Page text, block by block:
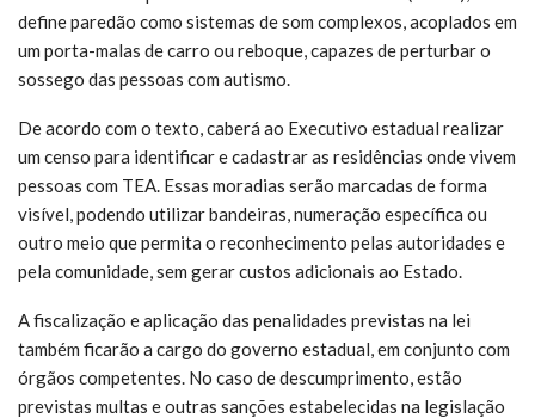
define paredão como sistemas de som complexos, acoplados em
um porta-malas de carro ou reboque, capazes de perturbar o
sossego das pessoas com autismo.
De acordo com o texto, caberá ao Executivo estadual realizar
um censo para identificar e cadastrar as residências onde vivem
pessoas com TEA. Essas moradias serão marcadas de forma
visível, podendo utilizar bandeiras, numeração específica ou
outro meio que permita o reconhecimento pelas autoridades e
pela comunidade, sem gerar custos adicionais ao Estado.
A fiscalização e aplicação das penalidades previstas na lei
também ficarão a cargo do governo estadual, em conjunto com
órgãos competentes. No caso de descumprimento, estão
previstas multas e outras sanções estabelecidas na legislação